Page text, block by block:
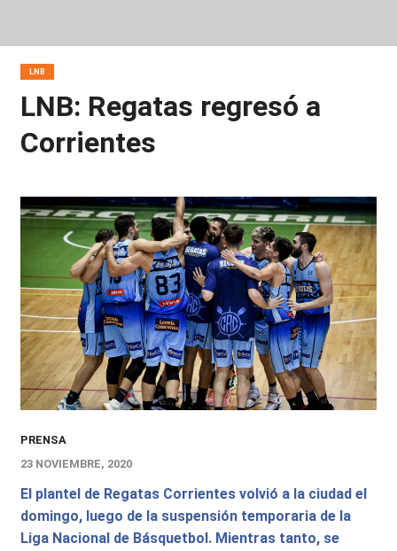
LNB
LNB: Regatas regresó a
Corrientes
PRENSA
23 NOVIEMBRE, 2020
El plantel de Regatas Corrientes volvió a la ciudad el
domingo, luego de la suspensión temporaria de la
Liga Nacional de Básquetbol. Mientras tanto, se